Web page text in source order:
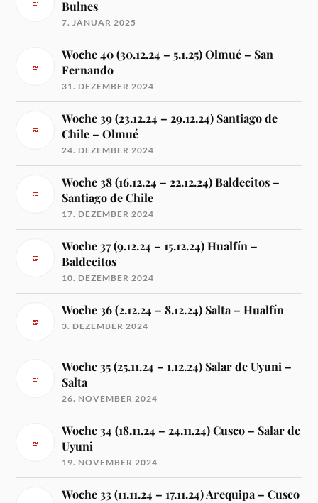
Bulnes
7. JANUAR 2025
Woche 40 (30.12.24 – 5.1.25) Olmué – San
Fernando
31. DEZEMBER 2024
Woche 39 (23.12.24 – 29.12.24) Santiago de
Chile – Olmué
24. DEZEMBER 2024
Woche 38 (16.12.24 – 22.12.24) Baldecitos –
Santiago de Chile
17. DEZEMBER 2024
Woche 37 (9.12.24 – 15.12.24) Hualfín –
Baldecitos
10. DEZEMBER 2024
Woche 36 (2.12.24 – 8.12.24) Salta – Hualfín
3. DEZEMBER 2024
Woche 35 (25.11.24 – 1.12.24) Salar de Uyuni –
Salta
26. NOVEMBER 2024
Woche 34 (18.11.24 – 24.11.24) Cusco – Salar de
Uyuni
19. NOVEMBER 2024
Woche 33 (11.11.24 – 17.11.24) Arequipa – Cusco